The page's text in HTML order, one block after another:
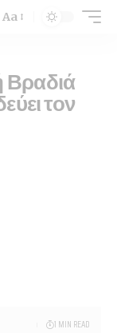
Aa
Βραδιά
τον
1 MIN READ